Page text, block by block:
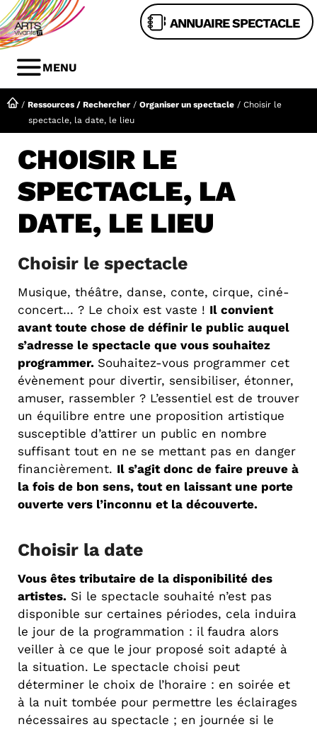
Aller
au
contenu
ANNUAIRE SPECTACLE
MENU
MENU
/ Ressources / Rechercher / Organiser un spectacle / Choisir le
spectacle, la date, le lieu
CHOISIR LE
SPECTACLE, LA
DATE, LE LIEU
Choisir le spectacle
Musique, théâtre, danse, conte, cirque, ciné-
concert… ? Le choix est vaste ! Il convient
avant toute chose de définir le public auquel
s’adresse le spectacle que vous souhaitez
programmer. Souhaitez-vous programmer cet
évènement pour divertir, sensibiliser, étonner,
amuser, rassembler ? L’essentiel est de trouver
un équilibre entre une proposition artistique
susceptible d’attirer un public en nombre
suffisant tout en ne se mettant pas en danger
financièrement. Il s’agit donc de faire preuve à
la fois de bon sens, tout en laissant une porte
ouverte vers l’inconnu et la découverte.
Choisir la date
Vous êtes tributaire de la disponibilité des
artistes. Si le spectacle souhaité n’est pas
disponible sur certaines périodes, cela induira
le jour de la programmation : il faudra alors
veiller à ce que le jour proposé soit adapté à
la situation. Le spectacle choisi peut
déterminer le choix de l’horaire : en soirée et
à la nuit tombée pour permettre les éclairages
nécessaires au spectacle ; en journée si le